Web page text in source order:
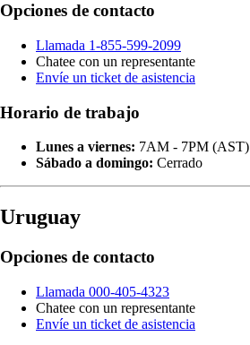
Opciones de contacto
Llamada 1-855-599-2099
Chatee con un representante
Envíe un ticket de asistencia
Horario de trabajo
Lunes a viernes: 7AM - 7PM (AST)
Sábado a domingo: Cerrado
Uruguay
Opciones de contacto
Llamada 000-405-4323
Chatee con un representante
Envíe un ticket de asistencia